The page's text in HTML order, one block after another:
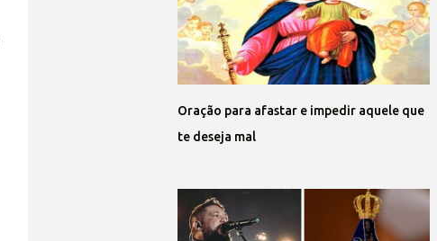
Oração para afastar e impedir aquele que
te deseja mal